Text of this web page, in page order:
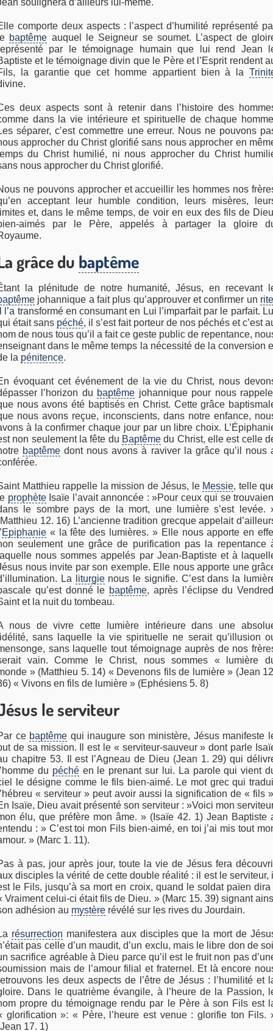
soulignera d’ailleurs lui-même.
comporte deux aspects : l’aspect d’humilité représenté
baptême auquel le Seigneur se soumet. L’aspect de
par le témoignage humain que lui rend Jean
et le témoignage divin que le Père et l’Esprit rendent
la garantie que cet homme appartient bien à la
deux aspects sont à retenir dans l’histoire des
dans la vie intérieure et spirituelle de chaque
séparer, c’est commettre une erreur. Nous ne pouvons
approcher du Christ glorifié sans nous approcher en
du Christ humilié, ni nous approcher du Christ
nous approcher du Christ glorifié.
ne pouvons approcher et accueillir les hommes nos
acceptant leur humble condition, leurs misères,
et, dans le même temps, de voir en eux des fils de
aimés par le Père, appelés à partager la gloire
grâce du baptême
la plénitude de notre humanité, Jésus, en recevant
johannique a fait plus qu’approuver et confirmer un rite
l’a transformé en consumant en Lui l’imparfait par le parfait.
était sans péché, il s’est fait porteur de nos péchés et c’est
de nous tous qu’il a fait ce geste public de repentance,
dans le même temps la nécessité de la conversion
la pénitence.
évoquant cet événement de la vie du Christ, nous
l’horizon du baptême johannique pour nous
nous avons été baptisés en Christ. Cette grâce
nous avons reçue, inconscients, dans notre enfance,
à la confirmer chaque jour par un libre choix.
non seulement la fête du Baptême du Christ, elle est celle
baptême dont nous avons à raviver la grâce qu’il nous
Matthieu rappelle la mission de Jésus, le Messie, telle
prophèteIsaïe l’avait annoncée : »Pour ceux qui se
le sombre pays de la mort, une lumière s’est levée.
12. 16) L’ancienne tradition grecque appelait
Epiphanie « la fête des lumières. » Elle nous apporte en
seulement une grâce de purification pas la repentance
nous sommes appelés par Jean-Baptiste et à
nous invite par son exemple. Elle nous apporte une
La
liturgienous le signifie. C’est dans la
qu’est donné le baptême, après l’éclipse du
et la nuit du tombeau.
nous de vivre cette lumière intérieure dans une
sans laquelle la vie spirituelle ne serait qu’illusion
sans laquelle tout témoignage auprès de nos
vain. Comme le Christ, nous sommes « lumière
» (Matthieu 5. 14) « Devenons fils de lumière » (Jean
« Vivons en fils de lumière » (Ephésiens 5. 8)
le serviteur
ce baptême qui inaugure son ministère, Jésus manifeste
de sa mission. Il est le « serviteur-sauveur » dont parle
chapitre 53. Il est l’Agneau de Dieu (Jean 1. 29) qui
du péchéen le prenant sur lui. La parole qui vient
le désigne comme le fils bien-aimé. Le mot grec qui
« serviteur » peut avoir aussi la signification de « fils
Isaïe, Dieu avait présenté son serviteur : »Voici mon
élu, que préfère mon âme. » (Isaïe 42. 1) Jean Baptiste
: » C’est toi mon Fils bien-aimé, en toi j’ai mis tout
» (Marc 1. 11).
à pas, jour après jour, toute la vie de Jésus fera
disciples la vérité de cette double réalité : il est le serviteur,
le Fils, jusqu’à sa mort en croix, quand le soldat païen dira
Vraiment celui-ci était fils de Dieu. » (Marc 15. 39) signant
adhésion au mystère révélé sur les rives du Jourdain.
résurrection manifestera aux disciples que la mort de
pas celle d’un maudit, d’un exclu, mais le libre don de
sacrifice agréable à Dieu parce qu’il est le fruit non pas
mais de l’amour filial et fraternel. Et là encore
les deux aspects de l’être de Jésus : l’humilité et
Dans le quatrième évangile, à l’heure de la Passion,
propre du témoignage rendu par le Père à son Fils est
glorification »: « Père, l’heure est venue : glorifie ton Fils.
17. 1)